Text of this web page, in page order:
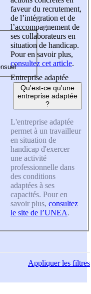
faveur du recrutement,
de l’intégration et de
l’accompagnement de
ses collaborateurs en
situation de handicap.
Pour en savoir plus,
consultez cet article.
Entreprise adaptée
Qu'est-ce qu'une
entreprise adaptée
?
L'entreprise adaptée
permet à un travailleur
en situation de
handicap d'exercer
une activité
professionnelle dans
des conditions
adaptées à ses
capacités. Pour en
savoir plus, consultez
le site de l’UNEA.
Appliquerles filtres